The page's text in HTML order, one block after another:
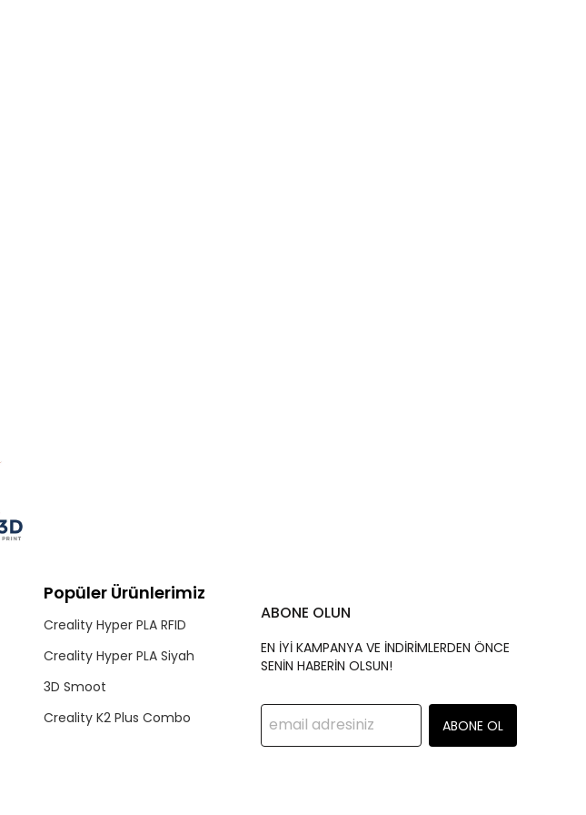
Popüler Ürünlerimiz
Creality Hyper PLA RFID
Creality Hyper PLA Siyah
3D Smoot
Creality K2 Plus Combo
ABONE OLUN
EN İYİ KAMPANYA VE İNDİRİMLERDEN ÖNCE
SENİN HABERİN OLSUN!
ABONE OL